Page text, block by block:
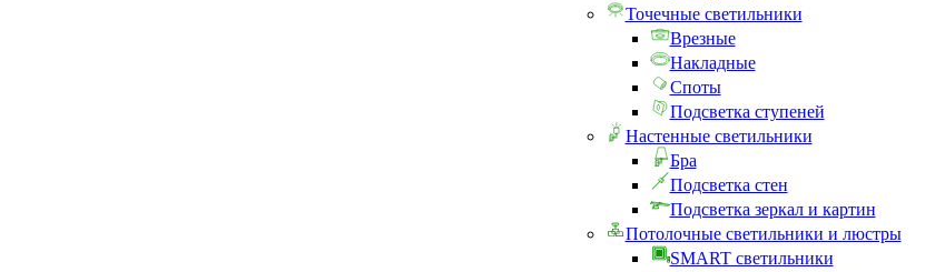
Точечные светильники
Врезные
Накладные
Споты
Подсветка ступеней
Настенные светильники
Бра
Подсветка стен
Подсветка зеркал и картин
Потолочные светильники и люстры
SMART светильники